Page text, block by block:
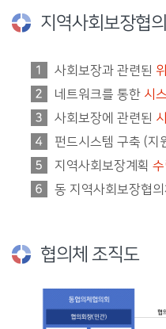
지역사회보장협
사회보장과 관련된
네트워크를 통한 시
사회보장에 관련된
펀드시스템 구축 (지
지역사회보장계획
동 지역사회보장협의
협의체 조직도